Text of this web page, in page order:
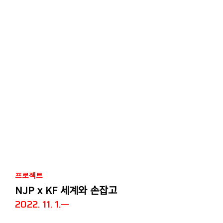
프로젝트
NJP x KF 세계와 손잡고
2022. 11. 1.—